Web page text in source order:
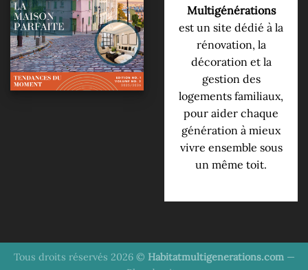
Multigénérations
est un site dédié à la
rénovation, la
décoration et la
gestion des
logements familiaux,
pour aider chaque
génération à mieux
vivre ensemble sous
un même toit.
Tous droits réservés 2026 © Habitatmultigenerations.com—